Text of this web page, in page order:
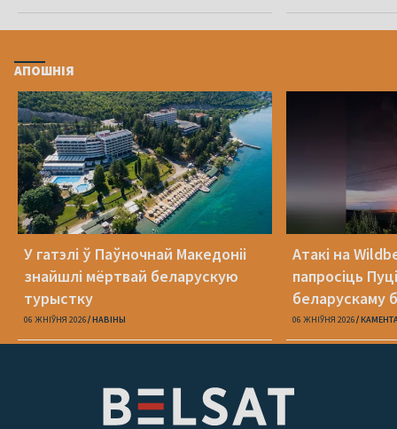
АПОШНІЯ
У гатэлі ў Паўночнай Македоніі
знайшлі мёртвай беларускую
турыстку
06 ЖНІЎНЯ 2026 НАВІНЫ
Атакі на
папросіць
беларускаму
06 ЖНІЎНЯ 2026